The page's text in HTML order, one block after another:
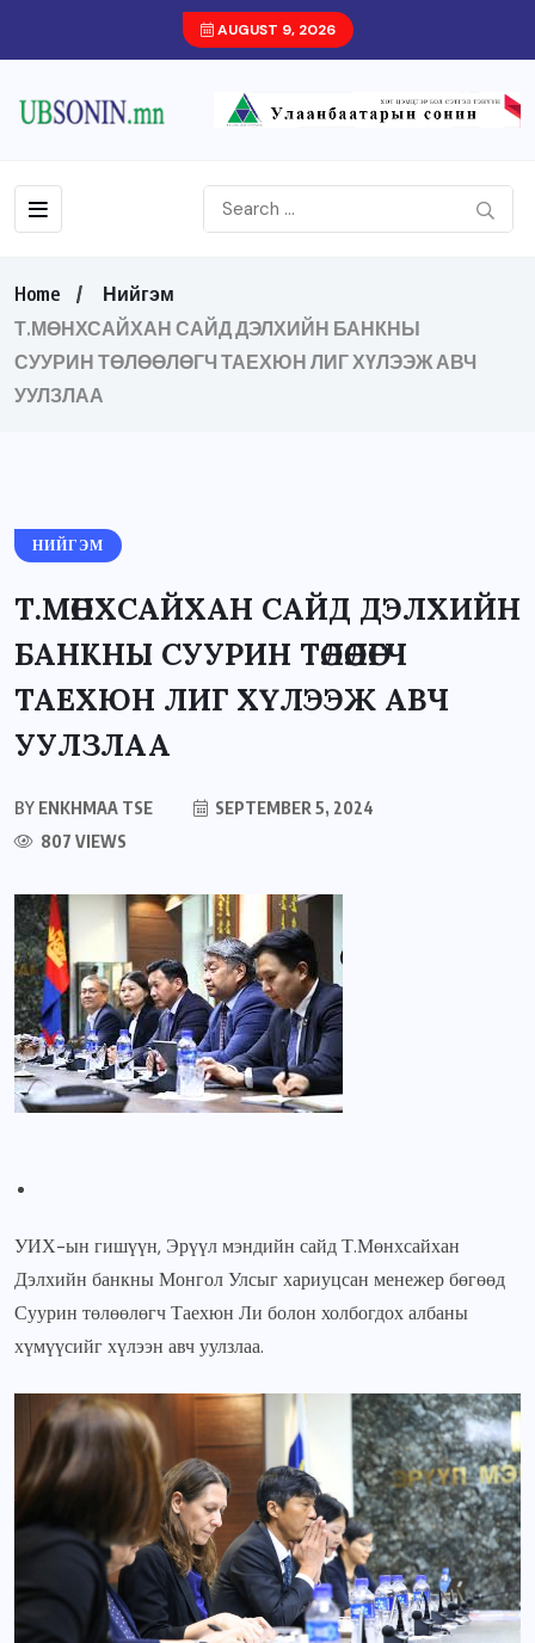
AUGUST 9, 2026
Home
Нийгэм
Т.МӨНХСАЙХАН САЙД ДЭЛХИЙН БАНКНЫ
СУУРИН ТӨЛӨӨЛӨГЧ ТАЕХЮН ЛИГ ХҮЛЭЭЖ АВЧ
УУЛЗЛАА
НИЙГЭМ
Т.МӨНХСАЙХАН САЙД ДЭЛХИЙН
БАНКНЫ СУУРИН ТӨЛӨӨЛӨГЧ
ТАЕХЮН ЛИГ ХҮЛЭЭЖ АВЧ
УУЛЗЛАА
BY ENKHMAA TSE
SEPTEMBER 5, 2024
807 VIEWS
УИХ-ын гишүүн, Эрүүл мэндийн сайд Т.Мөнхсайхан
Дэлхийн банкны Монгол Улсыг хариуцсан менежер бөгөөд
Суурин төлөөлөгч Таехюн Ли болон холбогдох албаны
хүмүүсийг хүлээн авч уулзлаа.